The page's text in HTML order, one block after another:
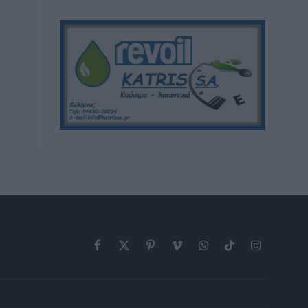
Facebook
X
PinterestVimeoWhatsAppTikTokInstagram